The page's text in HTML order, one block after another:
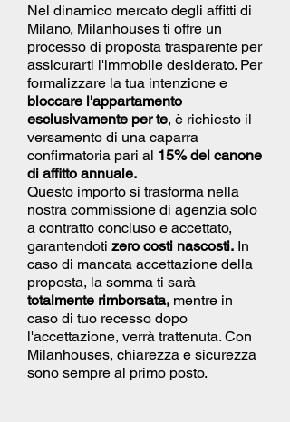
Nel dinamico mercato degli affitti di
Milano, Milanhouses ti offre un
processo di proposta trasparente per
assicurarti l'immobile desiderato. Per
formalizzare la tua intenzione e
bloccare l'appartamento
esclusivamente per te, è richiesto il
versamento di una caparra
confirmatoria pari al 15% del canone
di affitto annuale.
Questo importo si trasforma nella
nostra commissione di agenzia solo
a contratto concluso e accettato,
garantendoti zero costi nascosti. In
caso di mancata accettazione della
proposta, la somma ti sarà
totalmente rimborsata, mentre in
caso di tuo recesso dopo
l'accettazione, verrà trattenuta. Con
Milanhouses, chiarezza e sicurezza
sono sempre al primo posto.